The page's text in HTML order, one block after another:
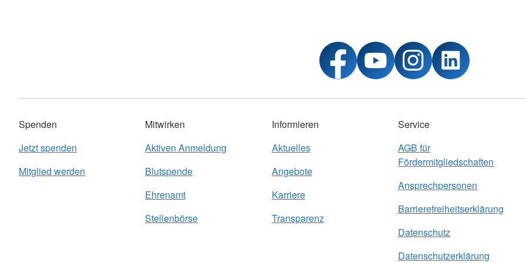
Spenden
Jetzt spenden
Mitglied werden
Mitwirken
Aktiven Anmeldung
Blutspende
Ehrenamt
Stellenbörse
Informieren
Aktuelles
Angebote
Karriere
Transparenz
Service
AGB für
Fördermitgliedschaften
Ansprechpersonen
Barrierefreiheitserklärung
Datenschutz
Datenschutzerklärung